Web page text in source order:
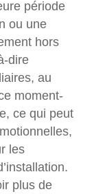
période
ou une
hors
dire
au
moment-
ce qui peut
les
plus de